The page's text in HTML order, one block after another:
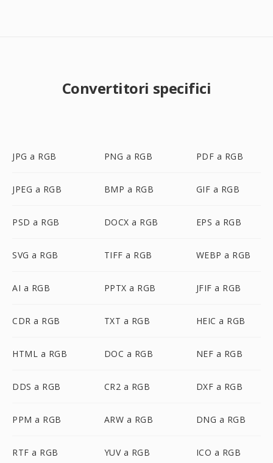
Convertitori specifici
JPG a RGB PNG a RGB PDF a RGB
JPEG a RGB BMP a RGB GIF a RGB
PSD a RGB DOCX a RGB EPS a RGB
SVG a RGB TIFF a RGB WEBP a RGB
AI a RGB PPTX a RGB JFIF a RGB
CDR a RGB TXT a RGB HEIC a RGB
HTML a RGB DOC a RGB NEF a RGB
DDS a RGB CR2 a RGB DXF a RGB
PPM a RGB ARW a RGB DNG a RGB
RTF a RGB YUV a RGB ICO a RGB